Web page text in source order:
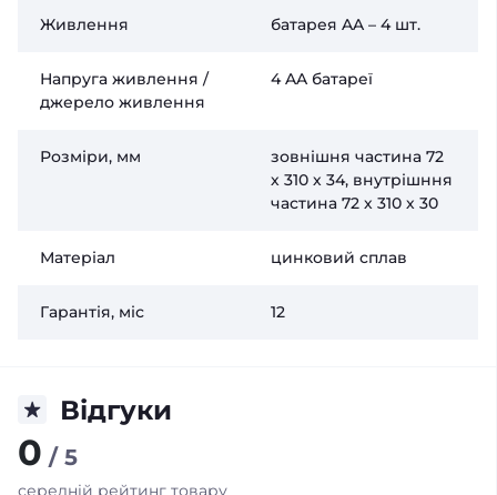
Живлення батарея AA – 4 шт.
Напруга живлення /
джерело живлення
4 AA батареї
Розміри, мм
зовнішня частина 72
х 310 х 34, внутрішння
частина 72 х 310 х 30
Матеріал цинковий сплав
Гарантія, міс 12
Відгуки
0 / 5
середній рейтинг товару